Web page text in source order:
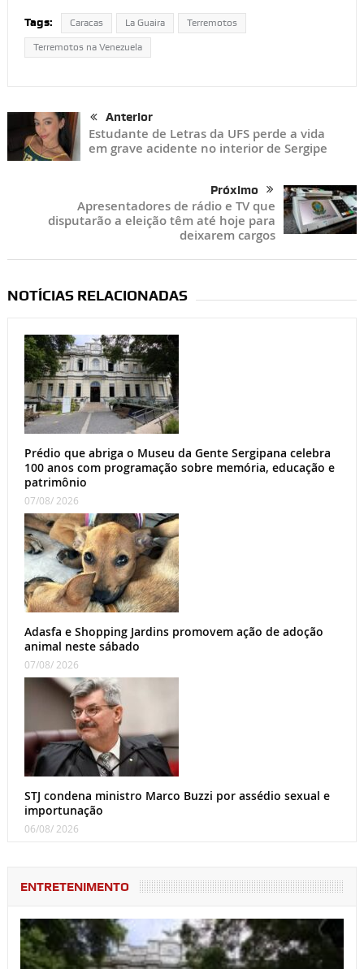
Tags: Caracas La Guaira Terremotos
Terremotos na Venezuela
Anterior
Estudante de Letras da UFS perde a vida
em grave acidente no interior de Sergipe
Próximo
Apresentadores de rádio e TV que
disputarão a eleição têm até hoje para
deixarem cargos
NOTÍCIAS RELACIONADAS
Prédio que abriga o Museu da Gente Sergipana celebra
100 anos com programação sobre memória, educação e
patrimônio
07/08/ 2026
Adasfa e Shopping Jardins promovem ação de adoção
animal neste sábado
07/08/ 2026
STJ condena ministro Marco Buzzi por assédio sexual e
importunação
06/08/ 2026
ENTRETENIMENTO